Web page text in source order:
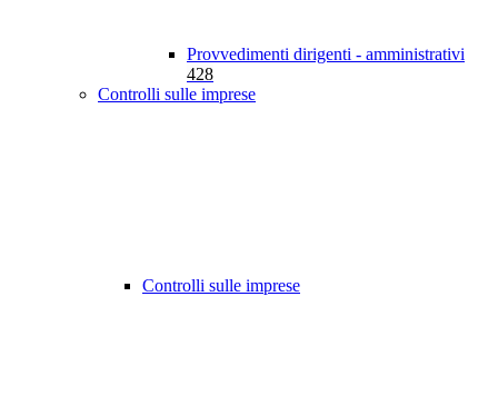
Provvedimenti dirigenti - amministrativi
428
Controlli sulle imprese
Controlli sulle imprese